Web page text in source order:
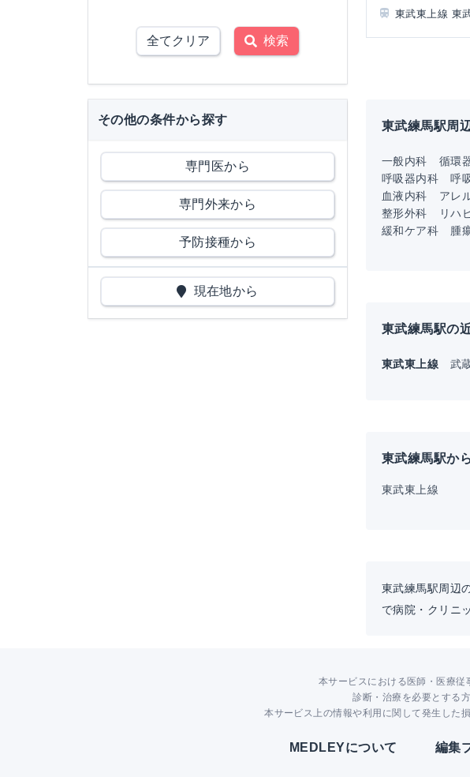
全てクリア 検索
その他の条件から探す
専門医から
専門外来から
予防接種から
現在地から
東武東上線 東
東武練馬駅周
一般内科 循環
呼吸器内科
呼
血液内科
アレ
整形外科
リハ
緩和ケア科
腫
東武練馬駅の
東武東上線 武
東武練馬駅か
東武東上線
東武練馬駅周辺
で病院・クリニ
本サービスにおける医師・医療従
診断・治療を必要とする
本サービス上の情報や利用に関して発生した
MEDLEYについて 編集